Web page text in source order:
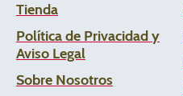
Tienda
Política de Privacidad y
Aviso Legal
Sobre Nosotros